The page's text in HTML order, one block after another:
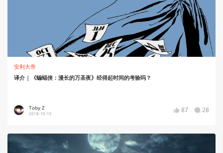
安利大帝
译介 | 《蝙蝠侠：漫长的万圣夜》经得起时间的考验吗？
Toby Z
2018-10-15 87 28